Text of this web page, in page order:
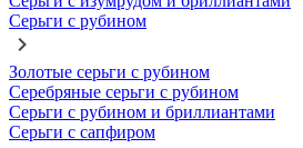
Серьги с рубином
Золотые серьги с рубином
Серебряные серьги с рубином
Серьги с рубином и бриллиантами
Серьги с сапфиром